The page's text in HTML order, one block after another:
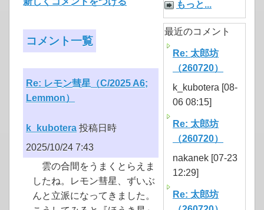
コメント一覧
Re: レモン彗星（C/2025 A6;
Lemmon）
k_kubotera 投稿日時
2025/10/24 7:43
雲の合間をうまくとらえま
したね。レモン彗星、ずいぶ
んと立派になってきました。
もっと...
最近のコメント
Re: 太郎坊
（260720）
k_kubotera [08-
06 08:15]
Re: 太郎坊
（260720）
nakanek [07-23
12:29]
Re: 太郎坊